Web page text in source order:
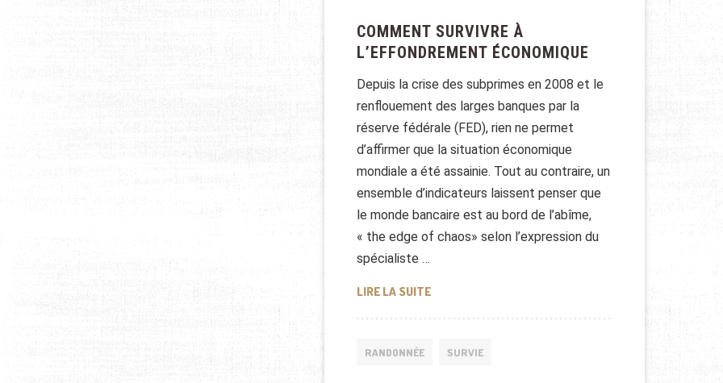
COMMENT SURVIVRE À
L’EFFONDREMENT ÉCONOMIQUE
Depuis la crise des subprimes en 2008 et le
renflouement des larges banques par la
réserve fédérale (FED), rien ne permet
d’affirmer que la situation économique
mondiale a été assainie. Tout au contraire, un
ensemble d’indicateurs laissent penser que
le monde bancaire est au bord de l’abîme,
« the edge of chaos» selon l’expression du
spécialiste …
LIRE LA SUITECOMMENT SURVIVRE À L’EFFONDREMENT ÉCONOMIQUE
RANDONNÉE SURVIE